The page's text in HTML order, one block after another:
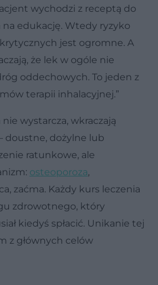
wychodzi z receptą do
na edukację. Wtedy ryzyko
jest ogromne. A
że lek w ogóle nie
oddechowych. To jeden z
terapii inhalacyjnej.”
wystarcza, wkraczają
doustne, dożylne lub
ratunkowe, ale
osteoporoza,
zaćma. Każdy kurs leczenia
zdrowotnego, który
kiedyś spłacić. Unikanie tej
z głównych celów